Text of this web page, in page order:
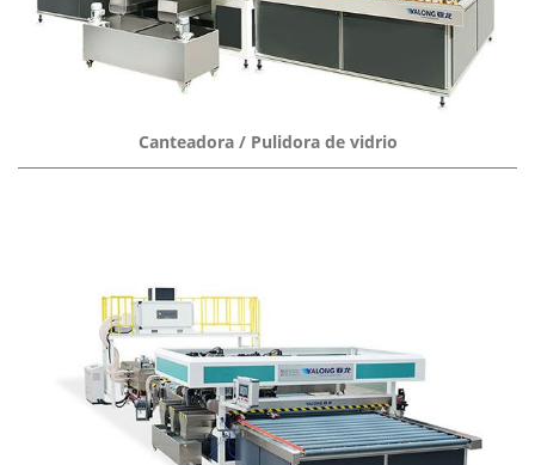
Canteadora / Pulidora de vidrio